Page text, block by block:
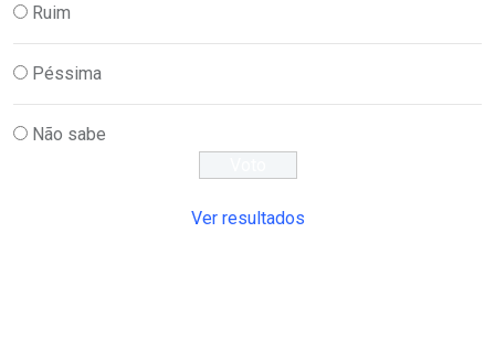
Ruim
Péssima
Não sabe
Ver resultados